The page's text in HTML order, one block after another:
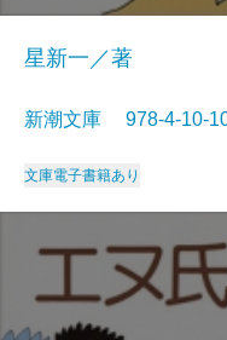
星新一／著
新潮文庫 978-4-10-
文庫電子書籍あり